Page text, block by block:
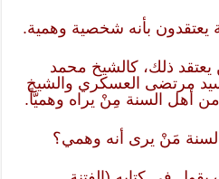
يعتقدون بأنه شخصية وهمية.
ذلك، كالشيخ محمد
مرتضى العسكري والشيخ
أهل السنة مِنْ يراه وهميّاً.
مَنْ يرى أنه وهمي؟